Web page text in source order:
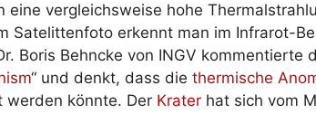
eine vergleichsweise hohe
Satelittenfoto erkennt man im Infrarot-
Boris Behncke von INGV kommentierte
“ und denkt, dass die thermische
werden könnte. Der Krater hat sich vom